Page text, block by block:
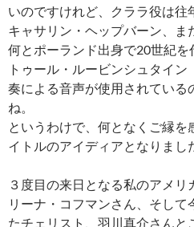
いのですけれど、クララ役は往
キャサリン・ヘップバーン、ま
何とポーランド出身で20世紀
トゥール・ルービンシュタイ
奏による音声が使用されている
ね。
というわけで、何となくご縁を
イトルのアイディアとなりまし
３度目の来日となる私のアメリ
リーナ・コフマンさん、そして
たチェリスト、羽川真介さんと